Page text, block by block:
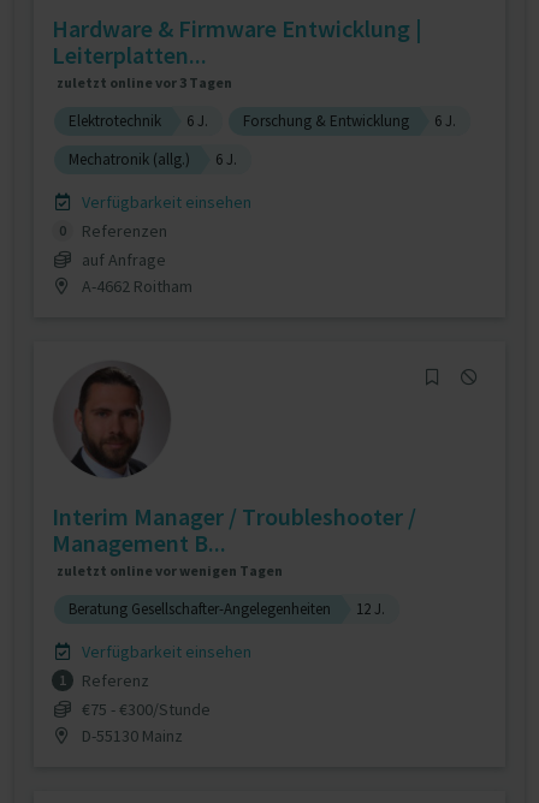
Hardware & Firmware Entwicklung |
Leiterplatten...
zuletzt online vor 3 Tagen
Elektrotechnik 6 J. Forschung & Entwicklung
6 J.
Mechatronik (allg.)
6 J.
Verfügbarkeit einsehen
0
Referenzen
auf Anfrage
A-4662 Roitham
Interim Manager / Troubleshooter /
Management B...
zuletzt online vor wenigen Tagen
Beratung Gesellschafter-Angelegenheiten 12 J.
Verfügbarkeit einsehen
1
Referenz
€75 - €300/Stunde
D-55130 Mainz